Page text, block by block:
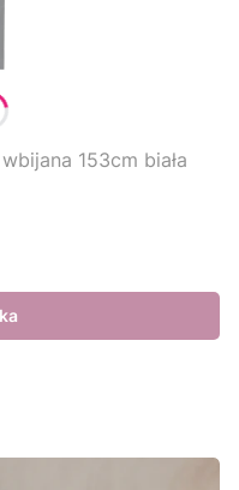
153cm biała